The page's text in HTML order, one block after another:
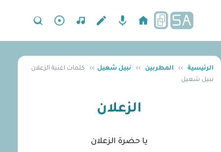
الرئيسية ›› المطربين ›› نبيل شعيل ››
كلمات اغنية الزعلان
نبيل شعيل
الزعلان
يا حضرة الزعلان